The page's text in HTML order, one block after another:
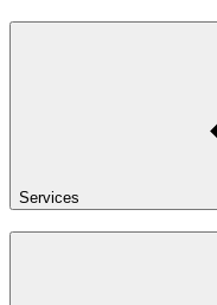
Services